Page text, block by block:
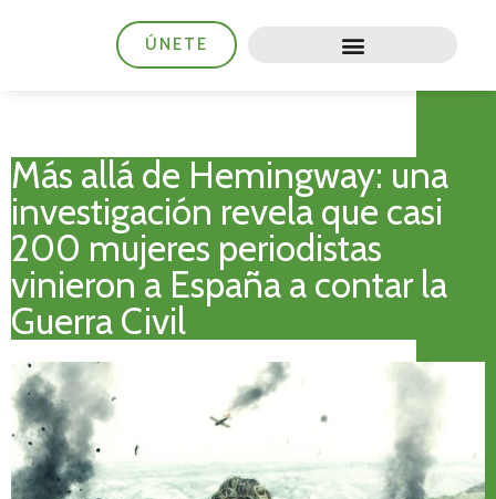
ÚNETE
Más allá de Hemingway: una
investigación revela que casi
200 mujeres periodistas
vinieron a España a contar la
Guerra Civil